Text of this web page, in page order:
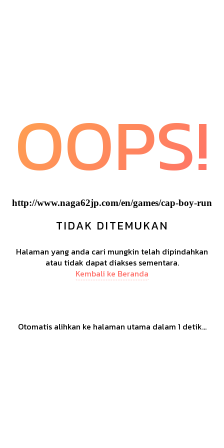
OOPS!
http://www.naga62jp.com/en/games/cap-boy-run
TIDAK DITEMUKAN
Halaman yang anda cari mungkin telah dipindahkan
atau tidak dapat diakses sementara.
Kembali ke Beranda
Otomatis alihkan ke halaman utama dalam 1 detik...